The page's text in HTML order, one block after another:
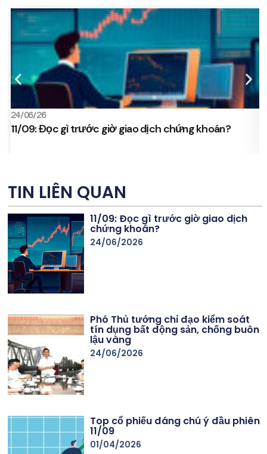
24/06/26
11/09: Đọc gì trước giờ giao dịch chứng khoán?
TIN LIÊN QUAN
11/09: Đọc gì trước giờ giao dịch
chứng khoán?
24/06/2026
Phó Thủ tướng chỉ đạo kiểm soát
tín dụng bất động sản, chống buôn
lậu vàng
24/06/2026
Top cổ phiếu đáng chú ý đầu phiên
11/09
01/04/2026